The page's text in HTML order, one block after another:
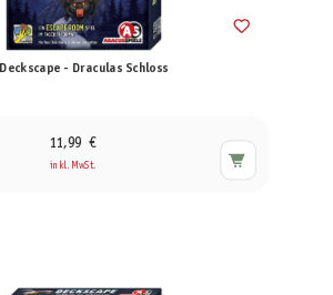
Deckscape - Draculas Schloss
11,99 €
inkl. MwSt.